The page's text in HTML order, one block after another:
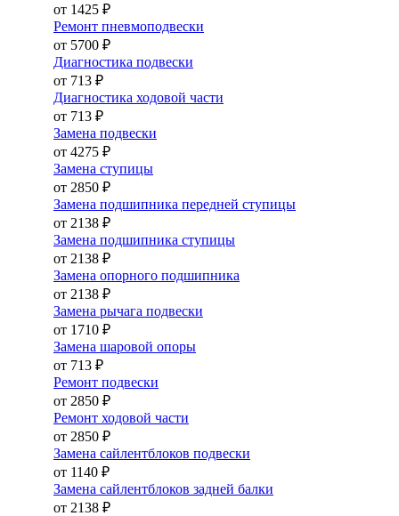
от 1425 ₽
Ремонт пневмоподвески
от 5700 ₽
Диагностика подвески
от 713 ₽
Диагностика ходовой части
от 713 ₽
Замена подвески
от 4275 ₽
Замена ступицы
от 2850 ₽
Замена подшипника передней ступицы
от 2138 ₽
Замена подшипника ступицы
от 2138 ₽
Замена опорного подшипника
от 2138 ₽
Замена рычага подвески
от 1710 ₽
Замена шаровой опоры
от 713 ₽
Ремонт подвески
от 2850 ₽
Ремонт ходовой части
от 2850 ₽
Замена сайлентблоков подвески
от 1140 ₽
Замена сайлентблоков задней балки
от 2138 ₽